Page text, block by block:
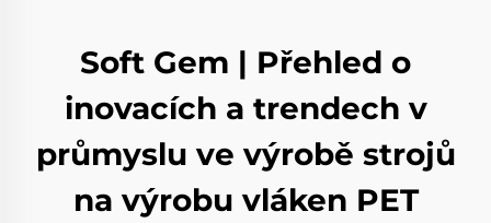
Soft Gem | Přehled o
inovacích a trendech v
průmyslu ve výrobě strojů
na výrobu vláken PET